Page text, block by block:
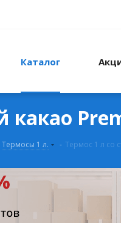
Каталог
какао
Термосы 1 л. - Термос 1 л со